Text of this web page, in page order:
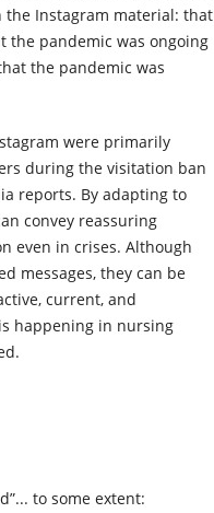
the Instagram material: that
the pandemic was ongoing
the pandemic was
were primarily
during the visitation ban
reports. By adapting to
convey reassuring
even in crises. Although
messages, they can be
current, and
happening in nursing
to some extent: